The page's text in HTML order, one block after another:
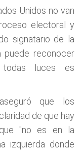
Unidos no van
electoral y
signatario de la
puede reconocer
luces es
que los
de que hay
"no es en la
izquierda donde